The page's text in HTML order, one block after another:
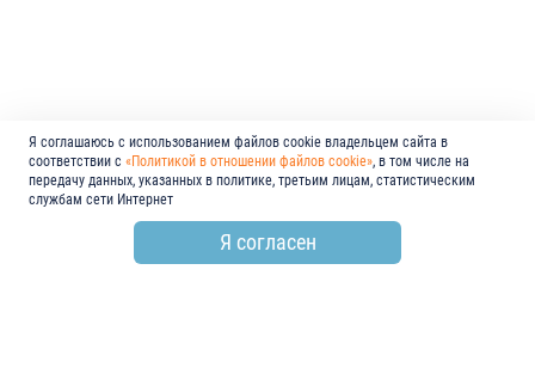
Я соглашаюсь с использованием файлов cookie владельцем сайта в
соответствии с «Политикой в отношении файлов cookie», в том числе на
передачу данных, указанных в политике, третьим лицам, статистическим
службам сети Интернет
Я согласен